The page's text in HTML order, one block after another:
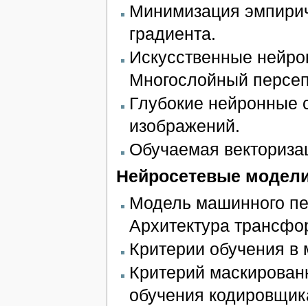
Минимизация
градиента.
Искусственные
Многослойный
Глубокие нейронные
изображений.
Обучаемая
Нейросетевые
Модель машинного
Архитектура
Критерии обучения
Критерий
обучения